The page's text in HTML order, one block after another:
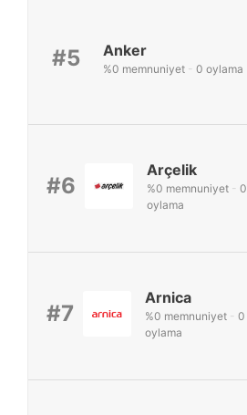
#5 Anker
%0 memnuniyet - 0 oylama
#6
Arçelik
%0 memnuniyet - 0
oylama
#7
Arnica
%0 memnuniyet - 0
oylama